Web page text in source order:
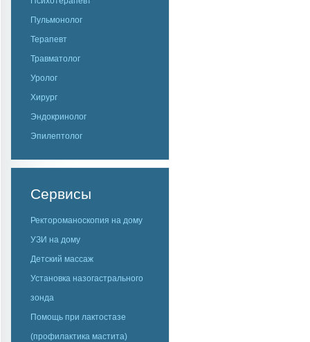
Пульмонолог
Терапевт
Травматолог
Уролог
Хирург
Эндокринолог
Эпилептолог
Сервисы
Ректороманоскопия на дому
УЗИ на дому
Детский массаж
Установка назогастрального
зонда
Помощь при лактостазе
(профилактика мастита)